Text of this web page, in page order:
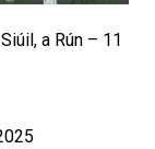
a Rún – 11